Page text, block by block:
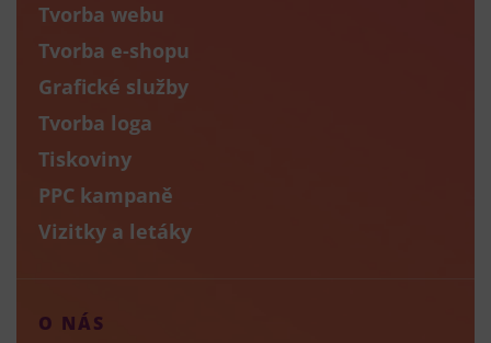
Tvorba webu
Tvorba e-shopu
Grafické služby
Tvorba loga
Tiskoviny
PPC kampaně
Vizitky a letáky
O NÁS